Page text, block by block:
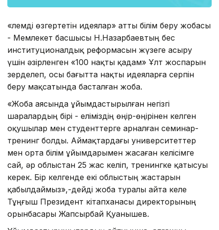
«Әлемді өзгертетін идеялар» атты білім беру жобасы
- Мемлекет басшысы Н.Назарбаевтың бес
институционалдық реформасын жүзеге асыру
үшін әзірленген «100 нақты қадам» Ұлт жоспарын
зерделеп, осы бағытта нақты идеяларға серпін
беру мақсатында басталған жоба.
«Жоба аясында ұйымдастырылған негізгі
шаралардың бірі - еліміздің өңір-өңірінен келген
оқушылар мен студенттерге арналған семинар-
тренинг болды. Аймақтардағы университеттер
мен орта білім ұйымдарымен жасаған келісімге
сай, әр облыстан 25 жас келіп, тренингке қатысуы
керек. Бір келгенде екі облыстың жастарын
қабылдаймыз»,-дейді жоба туралы айта келе
Тұңғыш Президент кітапханасы директорының
орынбасары Жапсырбай Қуанышев.